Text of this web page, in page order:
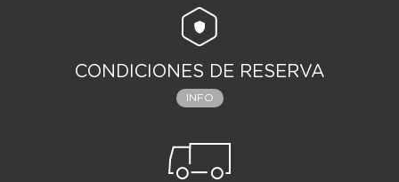
CONDICIONES DE RESERVA
INFO